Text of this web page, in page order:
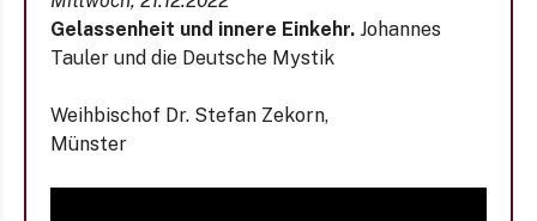
Gelassenheit und innere Einkehr. Johannes
Tauler und die Deutsche Mystik
Weihbischof Dr. Stefan Zekorn,
Münster